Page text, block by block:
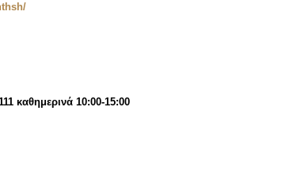
καθημερινά 10:00-15:00